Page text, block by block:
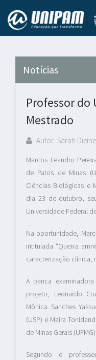
Notícias
Professor do
Mestrado
Autor: Sarah Dieine
Marcos Leandro
de Patos de Minas
Ciências Biológicas e
dia 23 de outubro,
Universidade Federal
Na oportunidade,
intitulada “Queixa
caracterização clínica,
A banca
projeto, Leonardo
Mônica Sanches
(USP) e Maira
de Minas Gerais (UFMG).
Segundo o